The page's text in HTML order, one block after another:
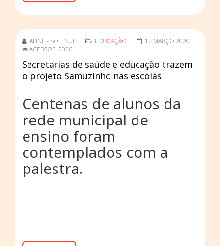
ALINE - SOFTSUL EDUCAÇÃO
12 MARÇO 2020
ACESSOS: 2356
Secretarias de saúde e educação trazem
o projeto Samuzinho nas escolas
Centenas de alunos da
rede municipal de
ensino foram
contemplados com a
palestra.